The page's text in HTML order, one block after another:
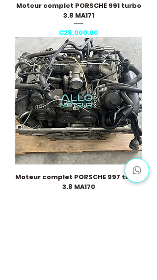
Moteur complet PORSCHE 991 turbo
3.8 MA171
Price
€28,000.00
Moteur complet PORSCHE 997 turbo
3.8 MA170